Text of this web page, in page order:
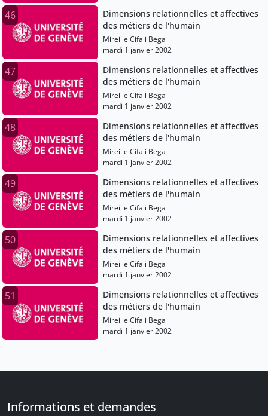
46
Dimensions relationnelles et affectives
des métiers de l'humain
Mireille Cifali Bega
mardi 1 janvier 2002
47
Dimensions relationnelles et affectives
des métiers de l'humain
Mireille Cifali Bega
mardi 1 janvier 2002
48
Dimensions relationnelles et affectives
des métiers de l'humain
Mireille Cifali Bega
mardi 1 janvier 2002
49
Dimensions relationnelles et affectives
des métiers de l'humain
Mireille Cifali Bega
mardi 1 janvier 2002
50
Dimensions relationnelles et affectives
des métiers de l'humain
Mireille Cifali Bega
mardi 1 janvier 2002
51
Dimensions relationnelles et affectives
des métiers de l'humain
Mireille Cifali Bega
mardi 1 janvier 2002
Informations et demandes